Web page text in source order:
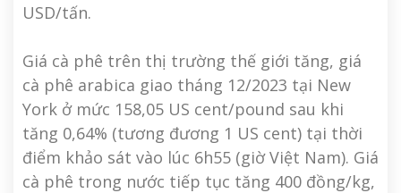
USD/tấn.
Giá cà phê trên thị trường thế giới tăng, giá
cà phê arabica giao tháng 12/2023 tại New
York ở mức 158,05 US cent/pound sau khi
tăng 0,64% (tương đương 1 US cent) tại thời
điểm khảo sát vào lúc 6h55 (giờ Việt Nam). Giá
cà phê trong nước tiếp tục tăng 400 đồng/kg,